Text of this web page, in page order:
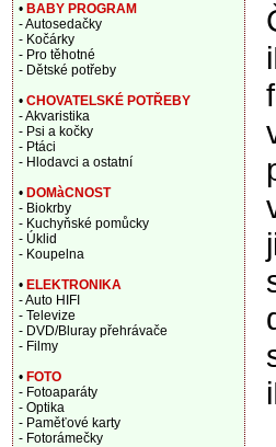
• BABY PROGRAM
- Autosedačky
- Kočárky
- Pro těhotné
- Dětské potřeby
• CHOVATELSKÉ POTŘEBY
- Akvaristika
- Psi a kočky
- Ptáci
- Hlodavci a ostatní
• DOMàCNOST
- Biokrby
- Kuchyňské pomůcky
- Úklid
- Koupelna
• ELEKTRONIKA
- Auto HIFI
- Televize
- DVD/Bluray přehrávače
- Filmy
• FOTO
- Fotoaparáty
- Optika
- Paměťové karty
- Fotorámečky